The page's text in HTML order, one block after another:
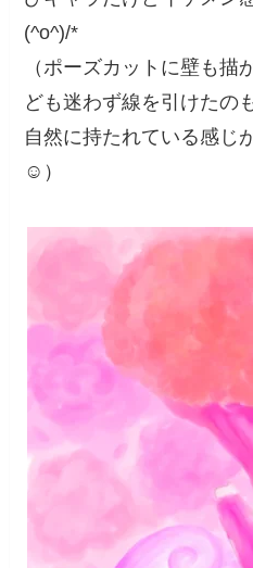
(^o^)/*
（ポーズカットに壁も描
ども迷わず線を引けたの
自然に持たれている感じ
☺️）